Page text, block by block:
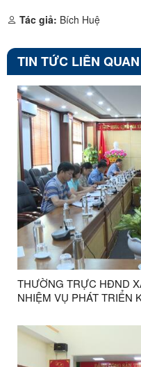
Tác giả: Bích Huệ
TIN TỨC LIÊN QUAN
THƯỜNG TRỰC HĐND
NHIỆM VỤ PHÁT TRIỂN
NĂM 2026 TRÊN ĐỊA